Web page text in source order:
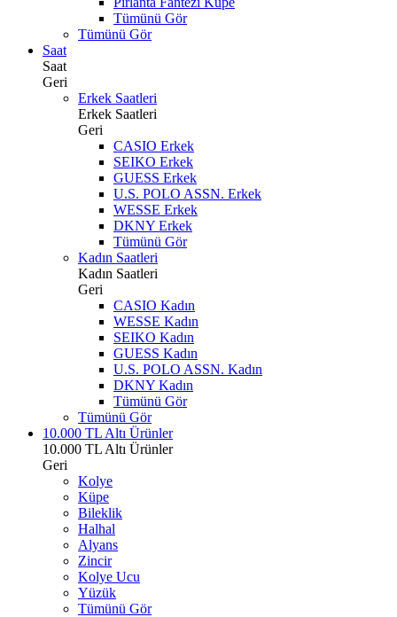
Tümünü Gör
Tümünü Gör
Saat
Saat
Geri
Erkek Saatleri
Erkek Saatleri
Geri
CASIO Erkek
SEIKO Erkek
GUESS Erkek
U.S. POLO ASSN. Erkek
WESSE Erkek
DKNY Erkek
Tümünü Gör
Kadın Saatleri
Kadın Saatleri
Geri
CASIO Kadın
WESSE Kadın
SEIKO Kadın
GUESS Kadın
U.S. POLO ASSN. Kadın
DKNY Kadın
Tümünü Gör
Tümünü Gör
10.000 TL Altı Ürünler
10.000 TL Altı Ürünler
Geri
Kolye
Küpe
Bileklik
Halhal
Alyans
Zincir
Kolye Ucu
Yüzük
Tümünü Gör